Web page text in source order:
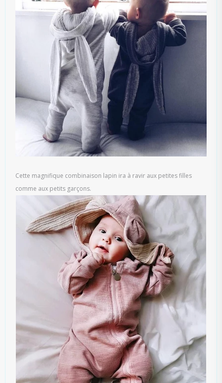
Cette magnifique combinaison lapin ira à ravir aux petites filles
comme aux petits garçons.